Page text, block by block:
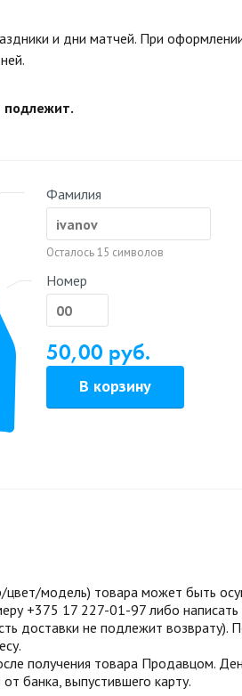
и дни матчей. При
подлежит.
Фамилия
Осталось15 символов
Номер
50,00 руб.
В корзину
модель) товара может быть
+375 17 227-01-97 либо написать
доставки не подлежит возврату).
получения товара Продавцом.
банка, выпустившего карту.